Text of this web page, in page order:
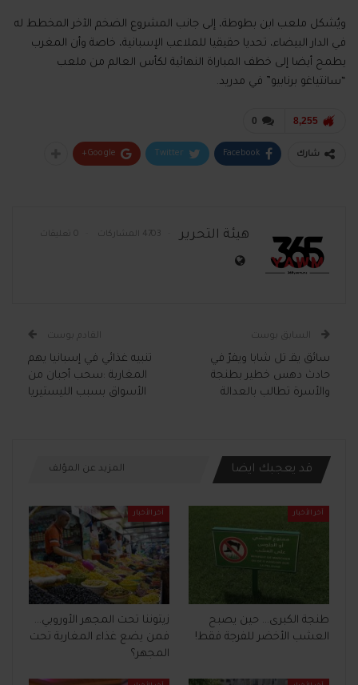
ويُشكل ملعب ابن بطوطة، إلى جانب المشروع الضخم الآخر المخطط له
في الدار البيضاء، تحديا حقيقيا للملاعب الإسبانية، خاصة وأن المغرب
يطمح أيضا إلى خطف المباراة النهائية لكأس العالم من ملعب
“سانتياغو برنابيو” في مدريد.
0 8,255
شارك Facebook
Twitter
Google+
هيئة التحرير 4703 المشاركات 0 تعليقات
السابق بوست
سائق يقـ تل شابا ويفرّ في
حادث دهس خطير بطنجة
والأسرة تطالب بالعدالة
القادم بوست
تنبيه غذائي في إسبانيا يهم
المغاربة :سحب أجبان من
الأسواق بسبب الليستيريا
قد يعجبك ايضا المزيد عن المؤلف
آخر الأخبار
طنجة الكبرى… حين يصبح
العشب الأخضر للفرجة فقط!
آخر الأخبار
زيتوننا تحت المجهر الأوروبي…
فمن يضع غذاء المغاربة تحت
المجهر؟